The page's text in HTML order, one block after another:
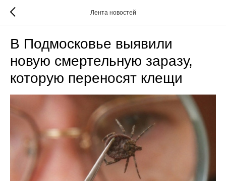
Лента новостей
В Подмосковье выявили
новую смертельную заразу,
которую переносят клещи